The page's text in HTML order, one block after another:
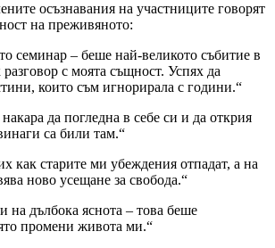
осъзнавания на участниците говорят
на преживяното:
семинар – беше най-великото събитие в
с моята същност. Успях да
които съм игнорирала с години.“
да погледна в себе си и да открия
са били там.“
как старите ми убеждения отпадат, а на
ново усещане за свобода.“
на дълбока яснота – това беше
промени живота ми.“